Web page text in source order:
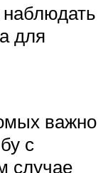
для
важно
с
случае